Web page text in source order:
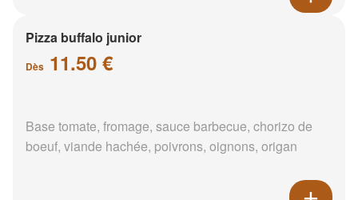
Pizza buffalo junior
Dès 11.50 €
Base tomate, fromage, sauce barbecue, chorizo de
boeuf, viande hachée, poivrons, oignons, origan